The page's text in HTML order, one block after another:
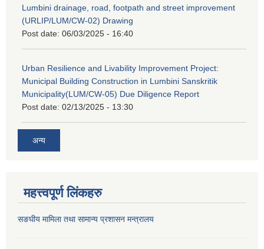
Lumbini drainage, road, footpath and street improvement
(URLIP/LUM/CW-02) Drawing
Post date: 06/03/2025 - 16:40
Urban Resilience and Livability Improvement Project:
Municipal Building Construction in Lumbini Sanskritik
Municipality(LUM/CW-05) Due Diligence Report
Post date: 02/13/2025 - 13:30
अन्य
महत्त्वपूर्ण लिंकहरु
सङघीय मामिला तथा सामान्य प्रशासन मन्‍त्रालय